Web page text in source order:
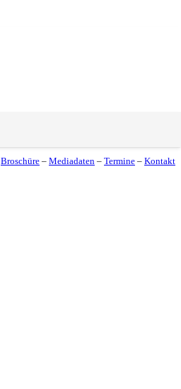
Broschüre – Mediadaten – Termine – Kontakt